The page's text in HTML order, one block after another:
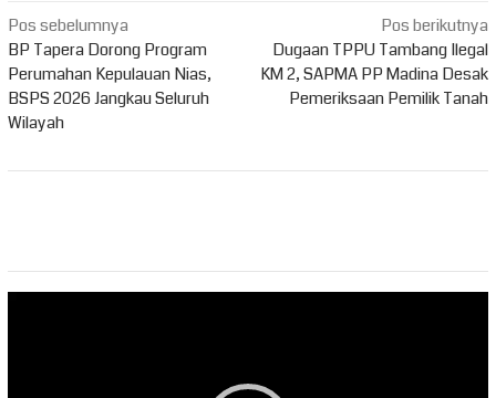
Navigasi
pos
Pos sebelumnya
BP Tapera Dorong Program
Perumahan Kepulauan Nias,
BSPS 2026 Jangkau Seluruh
Wilayah
Pos berikutnya
Dugaan TPPU Tambang Ilegal
KM 2, SAPMA PP Madina Desak
Pemeriksaan Pemilik Tanah